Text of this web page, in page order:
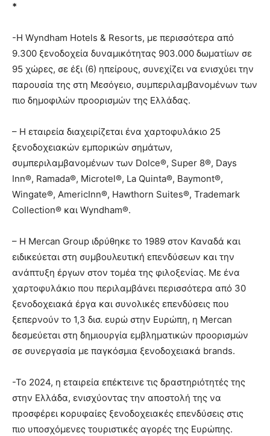
*
-Η Wyndham Hotels & Resorts, με περισσότερα από
9.300 ξενοδοχεία δυναμικότητας 903.000 δωματίων σε
95 χώρες, σε έξι (6) ηπείρους, συνεχίζει να ενισχύει την
παρουσία της στη Μεσόγειο, συμπεριλαμβανομένων των
πιο δημοφιλών προορισμών της Ελλάδας.
– Η εταιρεία διαχειρίζεται ένα χαρτοφυλάκιο 25
ξενοδοχειακών εμπορικών σημάτων,
συμπεριλαμβανομένων των Dolce®, Super 8®, Days
Inn®, Ramada®, Microtel®, La Quinta®, Baymont®,
Wingate®, AmericInn®, Hawthorn Suites®, Trademark
Collection® και Wyndham®.
– Η Mercan Group ιδρύθηκε το 1989 στον Καναδά και
ειδικεύεται στη συμβουλευτική επενδύσεων και την
ανάπτυξη έργων στον τομέα της φιλοξενίας. Με ένα
χαρτοφυλάκιο που περιλαμβάνει περισσότερα από 30
ξενοδοχειακά έργα και συνολικές επενδύσεις που
ξεπερνούν το 1,3 δισ. ευρώ στην Ευρώπη, η Mercan
δεσμεύεται στη δημιουργία εμβληματικών προορισμών
σε συνεργασία με παγκόσμια ξενοδοχειακά brands.
-Το 2024, η εταιρεία επέκτεινε τις δραστηριότητές της
στην Ελλάδα, ενισχύοντας την αποστολή της να
προσφέρει κορυφαίες ξενοδοχειακές επενδύσεις στις
πιο υποσχόμενες τουριστικές αγορές της Ευρώπης.